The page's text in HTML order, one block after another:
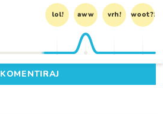
lol! aww vrh! woot?!
KOMENTIRAJ